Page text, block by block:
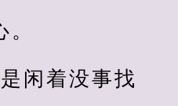
闲着没事找